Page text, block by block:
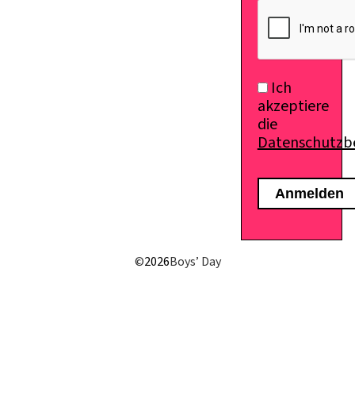
Ich
akzeptiere
die
©2026Boys’ Day